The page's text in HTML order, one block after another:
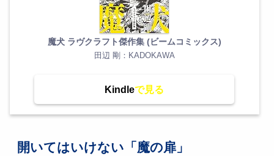
魔犬 ラヴクラフト傑作集 (ビームコミックス)
田辺 剛：KADOKAWA
Kindle
開いてはいけない「魔の扉」